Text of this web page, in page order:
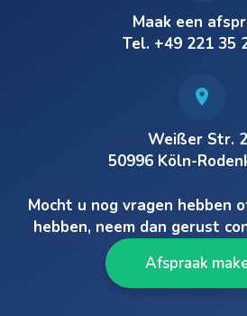
Maak een
Tel. +49 221 35
Weißer Str.
50996 Köln-
Mocht u nog vragen hebben
hebben, neem dan gerust
Afspraak